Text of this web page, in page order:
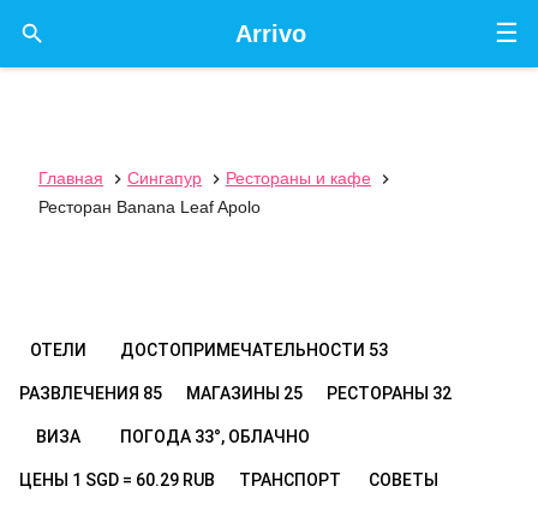
☰
Arrivo

Главная  Сингапур  Рестораны и кафе

Ресторан Banana Leaf Apolo
ОТЕЛИ ДОСТОПРИМЕЧАТЕЛЬНОСТИ 53
РАЗВЛЕЧЕНИЯ 85 МАГАЗИНЫ 25 РЕСТОРАНЫ 32
ВИЗА ПОГОДА 33°, ОБЛАЧНО
ЦЕНЫ 1 SGD = 60.29 RUB ТРАНСПОРТ СОВЕТЫ